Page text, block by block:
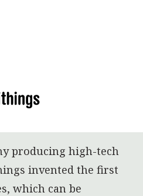
producing high-tech
invented the first
which can be